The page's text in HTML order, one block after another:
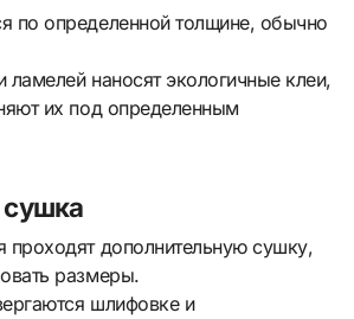
по определенной толщине, обычно
наносят экологичные клеи,
их под определенным
сушка
дополнительную сушку,
размеры.
шлифовке и